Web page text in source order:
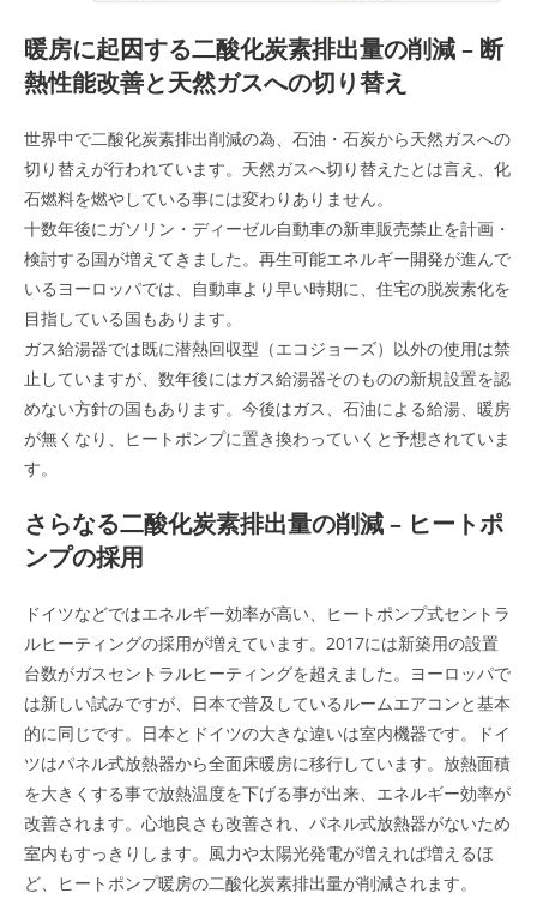
暖房に起因する二酸化炭素排出量の削減 – 断
熱性能改善と天然ガスへの切り替え
世界中で二酸化炭素排出削減の為、石油・石炭から天然ガスへの
切り替えが行われています。天然ガスへ切り替えたとは言え、化
石燃料を燃やしている事には変わりありません。
十数年後にガソリン・ディーゼル自動車の新車販売禁止を計画・
検討する国が増えてきました。再生可能エネルギー開発が進んで
いるヨーロッパでは、自動車より早い時期に、住宅の脱炭素化を
目指している国もあります。
ガス給湯器では既に潜熱回収型（エコジョーズ）以外の使用は禁
止していますが、数年後にはガス給湯器そのものの新規設置を認
めない方針の国もあります。今後はガス、石油による給湯、暖房
が無くなり、ヒートポンプに置き換わっていくと予想されていま
す。
さらなる二酸化炭素排出量の削減 – ヒートポ
ンプの採用
ドイツなどではエネルギー効率が高い、ヒートポンプ式セントラ
ルヒーティングの採用が増えています。2017には新築用の設置
台数がガスセントラルヒーティングを超えました。ヨーロッパで
は新しい試みですが、日本で普及しているルームエアコンと基本
的に同じです。日本とドイツの大きな違いは室内機器です。ドイ
ツはパネル式放熱器から全面床暖房に移行しています。放熱面積
を大きくする事で放熱温度を下げる事が出来、エネルギー効率が
改善されます。心地良さも改善され、パネル式放熱器がないため
室内もすっきりします。風力や太陽光発電が増えれば増えるほ
ど、ヒートポンプ暖房の二酸化炭素排出量が削減されます。